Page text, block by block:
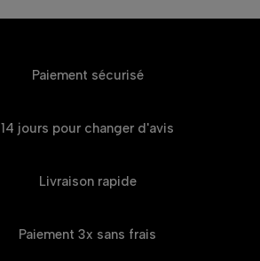
Paiement sécurisé
14 jours pour changer d'avis
Livraison rapide
Paiement 3x sans frais